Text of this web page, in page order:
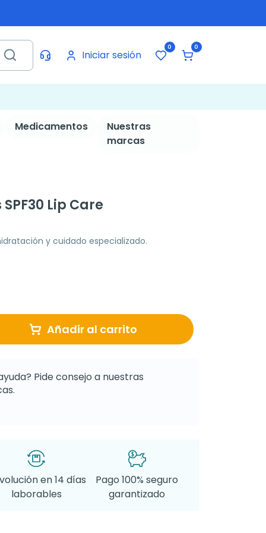
Iniciar sesión
0 0
Medicamentos
Nuestras
marcas
Lip Care
y cuidado especializado.
Añadir al carrito
Pide consejo a nuestras
en 14 días
laborables
Pago 100% seguro
garantizado